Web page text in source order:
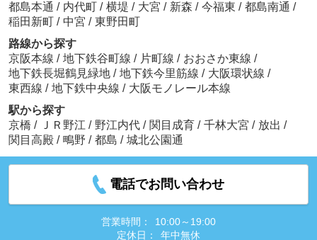
都島本通 / 内代町 / 横堤 / 大宮 / 新森 / 今福東 / 都島南通 /
稲田新町 / 中宮 / 東野田町
路線から探す
京阪本線 / 地下鉄谷町線 / 片町線 / おおさか東線 /
地下鉄長堀鶴見緑地 / 地下鉄今里筋線 / 大阪環状線 /
東西線 / 地下鉄中央線 / 大阪モノレール本線
駅から探す
京橋 / ＪＲ野江 / 野江内代 / 関目成育 / 千林大宮 / 放出 /
関目高殿 / 鴫野 / 都島 / 城北公園通
電話でお問い合わせ
営業時間：
10:00～19:00
定休日：
年中無休